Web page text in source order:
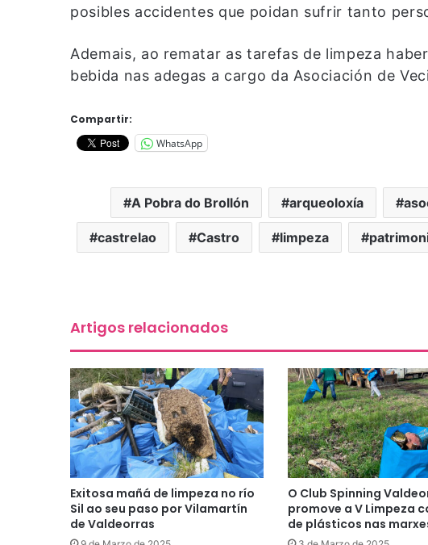
posibles accidentes que poidan sufrir tanto
Ademais, ao rematar as tarefas de limpeza
bebida nas adegas a cargo da Asociación de
Compartir:
WhatsApp
A Pobra do Brollón arqueoloxía
castrelao Castro limpeza
Artigos relacionados
Exitosa mañá de limpeza no río
Sil ao seu paso por Vilamartín
de Valdeorras
O Club Spinning
promove a V Limpeza
de plásticos nas